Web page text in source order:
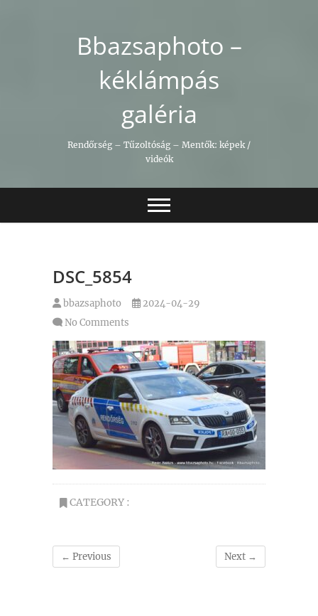
Bbazsaphoto –
kéklámpás
galéria
Rendőrség – Tűzoltóság – Mentők: képek /
videók
DSC_5854
bbazsaphoto
2024-04-29
No Comments
CATEGORY :
← Previous Next →